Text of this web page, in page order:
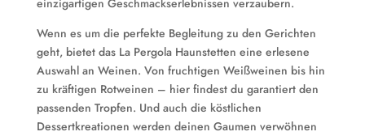
einzigartigen Geschmackserlebnissen verzaubern.
Wenn es um die perfekte Begleitung zu den Gerichten
geht, bietet das La Pergola Haunstetten eine erlesene
Auswahl an Weinen. Von fruchtigen Weißweinen bis hin
zu kräftigen Rotweinen – hier findest du garantiert den
passenden Tropfen. Und auch die köstlichen
Dessertkreationen werden deinen Gaumen verwöhnen